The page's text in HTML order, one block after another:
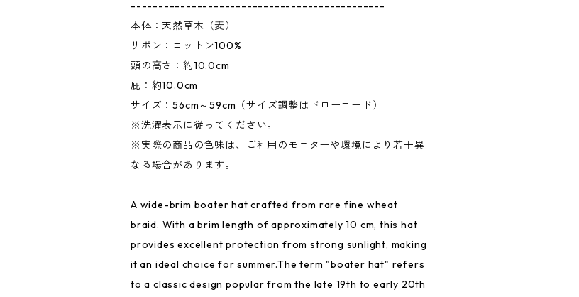
----------------------------------------------
本体：天然草木（麦）
リボン：コットン100%
頭の高さ：約10.0cm
庇：約10.0cm
サイズ：56cm～59cm（サイズ調整はドローコード）
※洗濯表示に従ってください。
※実際の商品の色味は、ご利用のモニターや環境により若干異
なる場合があります。
A wide-brim boater hat crafted from rare fine wheat
braid. With a brim length of approximately 10 cm, this hat
provides excellent protection from strong sunlight, making
it an ideal choice for summer.The term "boater hat" refers
to a classic design popular from the late 19th to early 20th